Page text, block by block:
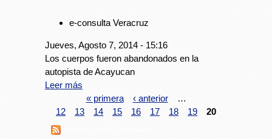
e-consulta Veracruz
Jueves, Agosto 7, 2014 - 15:16
Los cuerpos fueron abandonados en la
autopista de Acayucan
Leer más
« primera
‹ anterior
…
12
13 14 15 16 17 18 19 20